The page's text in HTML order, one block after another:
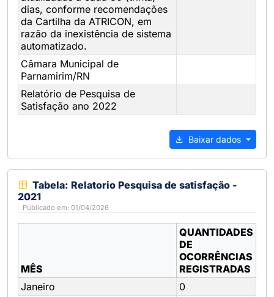
dias, conforme recomendações
da Cartilha da ATRICON, em
razão da inexistência de sistema
automatizado.
Câmara Municipal de
Parnamirim/RN
Relatório de Pesquisa de
Satisfação ano 2022
Baixar dados
Tabela: Relatorio Pesquisa de satisfação -
2021
Publicado em: 01/04/2026
MÊS
QUANTIDADES
DE
OCORRÊNCIAS
REGISTRADAS
Janeiro
0